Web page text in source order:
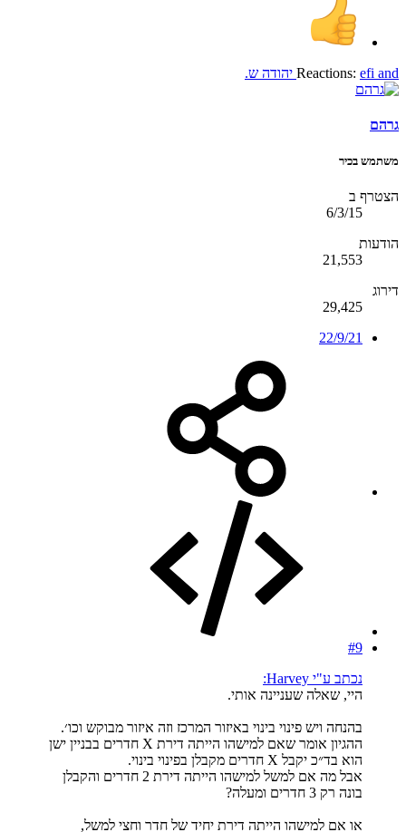
Reactions: efi and יהודה ש.
גרהם
משתמש בכיר
הצטרף ב
6/3/15
הודעות
21,553
דירוג
29,425
22/9/21
#9
נכתב ע"י Harvey:
היי, שאלה שעניינה אותי.
בהנחה ויש פינוי בינוי באיזור המרכז וזה איזור מבוקש וכו׳.
ההגיון אומר שאם למישהו הייתה דירת X חדרים בבניין ישן
הוא בד״כ יקבל X חדרים מקבלן בפינוי בינוי.
אבל מה אם למשל למישהו הייתה דירת 2 חדרים והקבלן
בונה רק 3 חדרים ומעלה?
או אם למישהו הייתה דירת יחיד של חדר וחצי למשל,